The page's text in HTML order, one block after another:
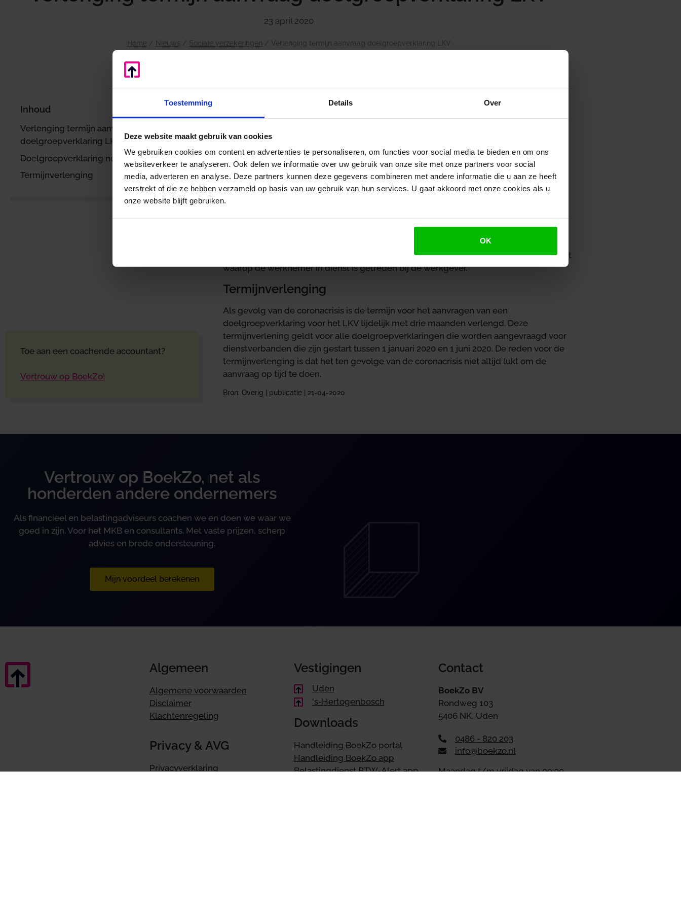
Toestemming Details Over
Deze website maakt gebruik van cookies
We gebruiken cookies om content en advertenties te personaliseren, om functies voor social media te bieden en om ons
websiteverkeer te analyseren. Ook delen we informatie over uw gebruik van onze site met onze partners voor social
media, adverteren en analyse. Deze partners kunnen deze gegevens combineren met andere informatie die u aan ze heeft
verstrekt of die ze hebben verzameld op basis van uw gebruik van hun services. U gaat akkoord met onze cookies als u
onze website blijft gebruiken.
OK
23 april 2020
Home / Nieuws / Sociale verzekeringen / Verlenging termijn aanvraag doelgroepverklaring LKV
Inhoud
Verlenging termijn aanvraag
doelgroepverklaring LKV
Doelgroepverklaring nodig
Termijnverlenging
Toe aan een coachende accountant?
Vertrouw op BoekZo!
meer werknemers in dienst nemen uit doelgroepen die lastig aan werk komen. De
doelgroepen van het LKV zijn:
oudere werknemers met een uitkering;
werknemers met een arbeidsongeschiktheidsuitkering;
werknemers met een arbeidsbeperking
arbeidsongeschikte werknemers, die herplaatst worden.
Doelgroepverklaring nodig
Om het LKV te ontvangen heeft de werkgever een kopie van de doelgroepverklaring
van de werknemer nodig. De werknemer kan deze aanvragen bij het UWV, maar is niet
verplicht om een doelgroepverklaring aan te vragen. De reguliere termijn voor het
aanvragen van een doelgroepverklaring is drie maanden, te rekenen vanaf het moment
waarop de werknemer in dienst is getreden bij de werkgever.
Termijnverlenging
Als gevolg van de coronacrisis is de termijn voor het aanvragen van een
doelgroepverklaring voor het LKV tijdelijk met drie maanden verlengd. Deze
termijnverlening geldt voor alle doelgroepverklaringen die worden aangevraagd voor
dienstverbanden die zijn gestart tussen 1 januari 2020 en 1 juni 2020. De reden voor de
termijnverlenging is dat het ten gevolge van de coronacrisis niet altijd lukt om de
aanvraag op tijd te doen.
Bron: Overig | publicatie | 21-04-2020
Vertrouw op BoekZo, net als
honderden andere ondernemers
Als financieel en belastingadviseurs coachen we en doen we waar we
goed in zijn. Voor het MKB en consultants. Met vaste prijzen, scherp
advies en brede ondersteuning.
Mijn voordeel berekenen
Algemeen
Algemene voorwaarden
Disclaimer
Klachtenregeling
Privacy & AVG
Privacyverklaring
Vestigingen
Uden
's-Hertogenbosch
Downloads
Handleiding BoekZo portal
Handleiding BoekZo app
Belastingdienst BTW-Alert app
Contact
BoekZo BV
Rondweg 103
5406 NK, Uden
0486 - 820 203
info@boekzo.nl
Maandag t/m vrijdag van 09:00